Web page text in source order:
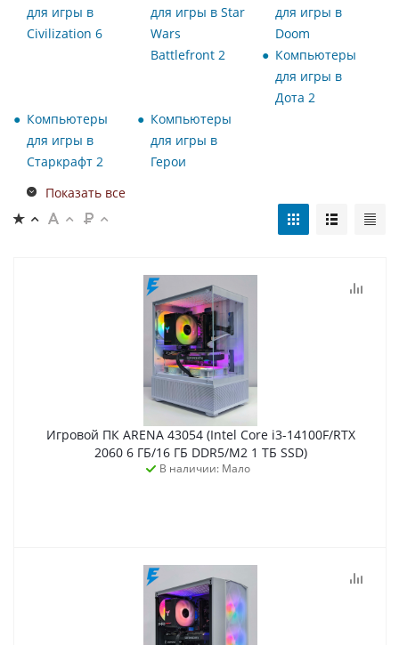
для игры в
Civilization 6
для игры в Star
Wars
Battlefront 2
для игры в
Doom
Компьютеры
для игры в
Дота 2
Компьютеры
для игры в
Старкрафт 2
Компьютеры
для игры в
Герои
Показать все
Игровой ПК ARENA 43054 (Intel Core i3-14100F/RTX
2060 6 ГБ/16 ГБ DDR5/M2 1 ТБ SSD)
В наличии: Мало